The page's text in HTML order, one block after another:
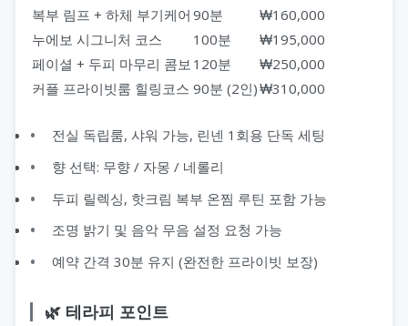
복부 림프 + 하체 부기케어 90분
₩160,000
누에보 시그니처 코스
100분
₩195,000
페이셜 + 두피 마무리 콤보 120분
₩250,000
커플 프라이빗룸 힐링코스 90분 (2인)₩310,000
전실 독립룸, 샤워 가능, 린넨 1회용 단독 세팅
향 선택: 무향 / 자몽 / 네롤리
두피 릴렉싱, 핫크림 복부 온찜 루틴 포함 가능
조명 밝기 및 음악 무음 설정 요청 가능
예약 간격 30분 유지 (완전한 프라이빗 보장)
🌿 테라피 포인트